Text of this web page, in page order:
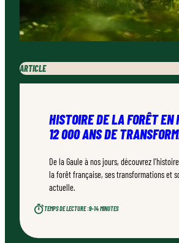
ARTICLE
HISTOIRE DE LA FORÊT EN
12 000 ANS DE
De la Gaule à nos jours, découvrez
la forêt française, ses transformations et
actuelle.
TEMPS DE LECTURE :9–14 MINUTES